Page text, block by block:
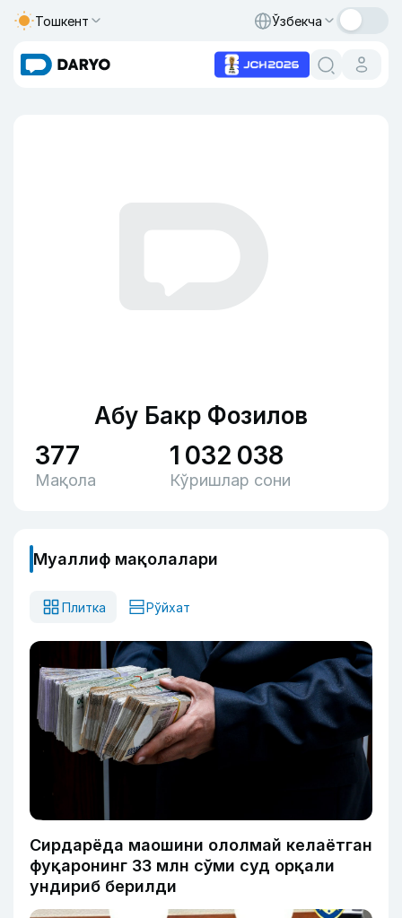
Тошкент Ўзбекча
Абу Бакр Фозилов
377
Мақола
1 032 038
Кўришлар сони
Муаллиф мақолалари
Плитка Рўйхат
Сирдарёда маошини ололмай келаётган
фуқаронинг 33 млн сўми суд орқали
ундириб берилди